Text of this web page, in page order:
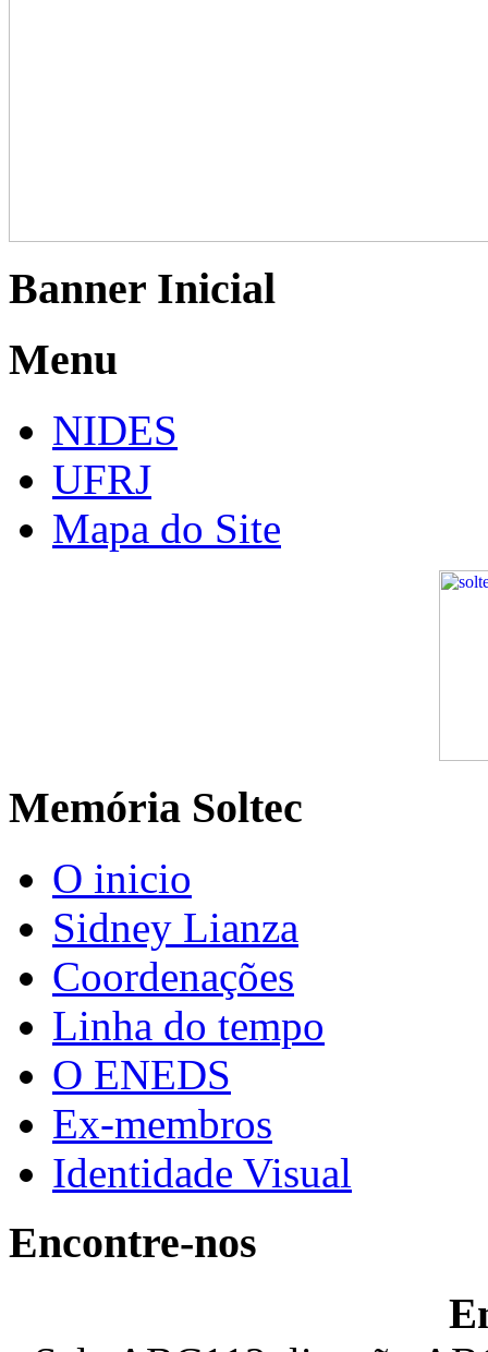
Banner Inicial
Menu
NIDES
UFRJ
Mapa do Site
Memória Soltec
O inicio
Sidney Lianza
Coordenações
Linha do tempo
O ENEDS
Ex-membros
Identidade Visual
Encontre-nos